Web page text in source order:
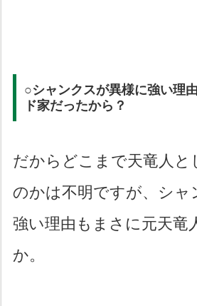
○シャンクスが異様に強い理
ド家だったから？
だからどこまで天竜人と
のかは不明ですが、シャ
強い理由もまさに元天竜
か。